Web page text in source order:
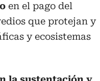
en el pago del
que protejan y
y ecosistemas